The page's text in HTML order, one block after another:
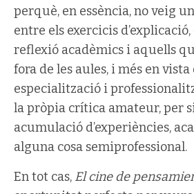
perquè, en essència, no veig
entre els exercicis
reflexió acadèmics i aquells
fora de les aules, i més en
especialització i
la pròpia crítica amateur, per
acumulació d’experiències,
alguna cosa semiprofessional.
En tot cas, El cine de